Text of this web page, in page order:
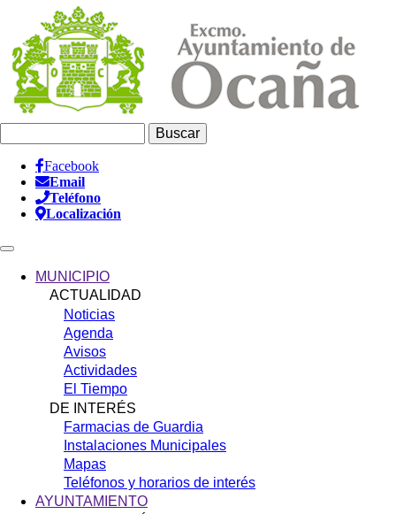
contenido
principal
Información
Header
Facebook
Email
Teléfono
Localización
navigationMUNICIPIO
ACTUALIDAD
Noticias
Agenda
Avisos
Actividades
El Tiempo
DE INTERÉS
Farmacias de Guardia
Instalaciones Municipales
Mapas
Teléfonos y horarios de interés
AYUNTAMIENTO